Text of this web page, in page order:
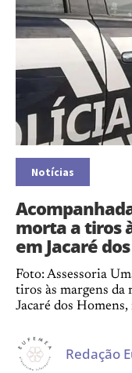
Notícias
morta a tiros
em Jacaré
Foto: Assessoria
tiros às margens
Jacaré dos
Redação